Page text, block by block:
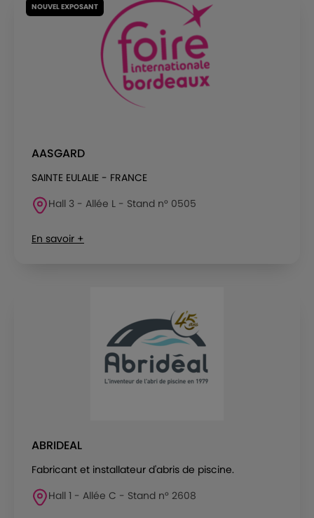
NOUVEL EXPOSANT
AASGARD
SAINTE EULALIE - FRANCE
Hall 3 - Allée L - Stand n° 0505
En savoir +
ABRIDEAL
Fabricant et installateur d'abris de piscine.
Hall 1 - Allée C - Stand n° 2608